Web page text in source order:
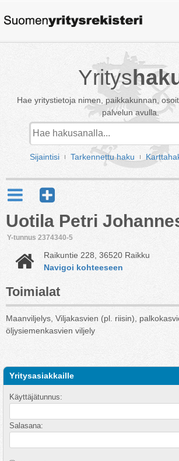
Yritys
Hae yritystietoja nimen, paikkakunnan,
palvelun avulla.
Sijaintisi Tarkennettu haku
Uotila Petri
Y-tunnus 2374340-5
Raikuntie 228, 36520 Raikku
Navigoi kohteeseen
Toimialat
Maanviljelys, Viljakasvien (pl. riisin),
öljysiemenkasvien viljely
Yritysasiakkaille
Käyttäjätunnus:
Salasana: